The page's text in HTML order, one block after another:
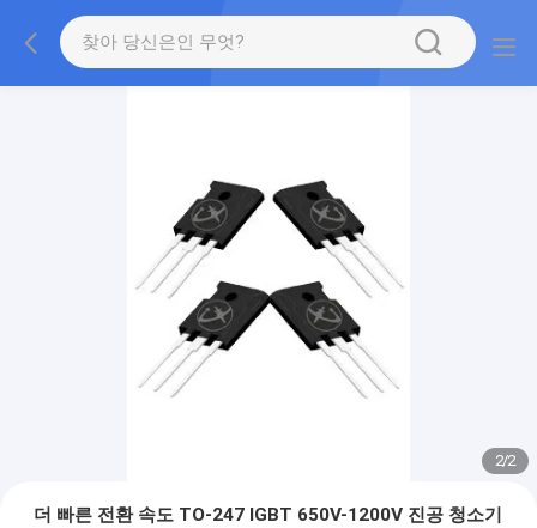
2/2
더 빠른 전환 속도 TO-247 IGBT 650V-1200V 진공 청소기